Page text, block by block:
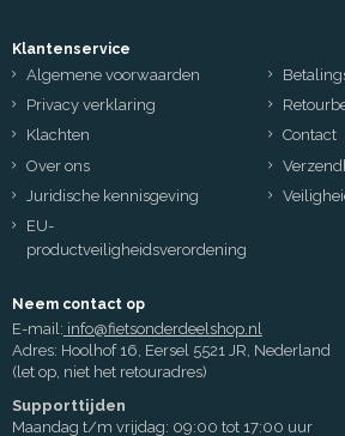
Klantenservice
Algemene voorwaarden
Privacy verklaring
Klachten
Contact
Over ons
Juridische kennisgeving
EU-
productveiligheidsverordening
Neem contact op
E-mail: info@fietsonderdeelshop.nl
Adres: Hoolhof 16, Eersel 5521 JR, Nederland
(let op, niet het retouradres)
Supporttijden
Maandag t/m vrijdag: 09:00 tot 17:00 uur